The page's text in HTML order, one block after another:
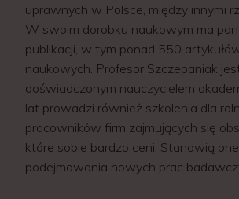
uprawnych w Polsce, między innymi
W swoim dorobku naukowym ma
publikacji, w tym ponad 550
naukowych. Profesor Szczepaniak
doświadczonym nauczycielem
lat prowadzi również szkolenia dla
pracowników firm zajmujących się
które sobie bardzo ceni. Stanowią
podejmowania nowych prac